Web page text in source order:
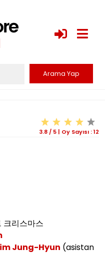
3.8 / 5 | Oy Sayısı :12
리스마스
Jung-Hyun (asistan